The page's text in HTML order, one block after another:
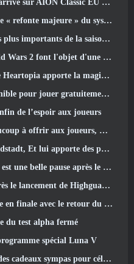
EU dans la mise à jour « Ignite »
de progression des joueurs de Soulframe
importants de la saison 6.5
refonte basée sur les commentaires des joueurs
la magie de l'amitié de mon petit poney
et Epic ne poursuivra personne pour cela
de l’espoir aux joueurs
joueurs, Particulièrement amusant
dans la mise à jour Luna V de Genshin Impact
pause après le traumatisme
Wildlight Entertainment annonce des licenciements
avec le retour du « mode Bank It »
du test alpha fermé
spécial Luna V
célébrer le nouvel an lunaire dans Warframe